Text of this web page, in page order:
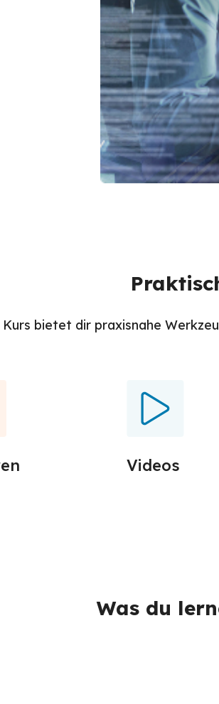
Kurs bietet dir praxisnahe
Videos
Was du